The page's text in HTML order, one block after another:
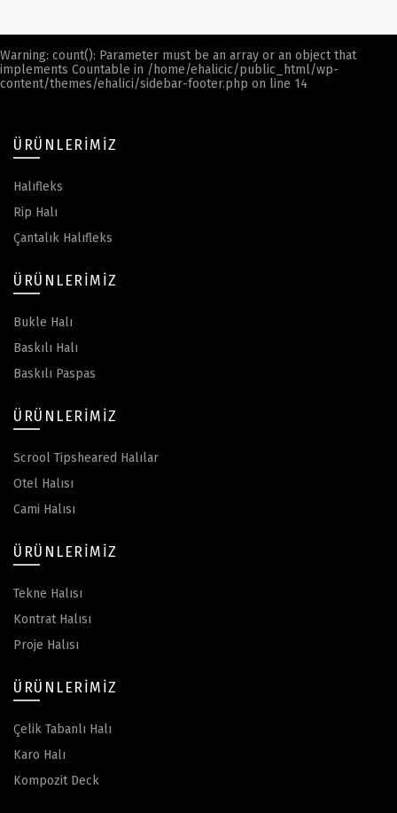
Warning: count(): Parameter must be an array or an object that
implements Countable in /home/ehalicic/public_html/wp-
content/themes/ehalici/sidebar-footer.php on line 14
ÜRÜNLERIMIZ
Halıfleks
Rip Halı
Çantalık Halıfleks
ÜRÜNLERIMIZ
Bukle Halı
Baskılı Halı
Baskılı Paspas
ÜRÜNLERIMIZ
Scrool Tipsheared Halılar
Otel Halısı
Cami Halısı
ÜRÜNLERIMIZ
Tekne Halısı
Kontrat Halısı
Proje Halısı
ÜRÜNLERIMIZ
Çelik Tabanlı Halı
Karo Halı
Kompozit Deck